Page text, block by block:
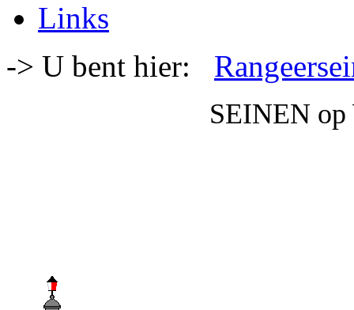
Links
-> U bent hier:
SEINEN